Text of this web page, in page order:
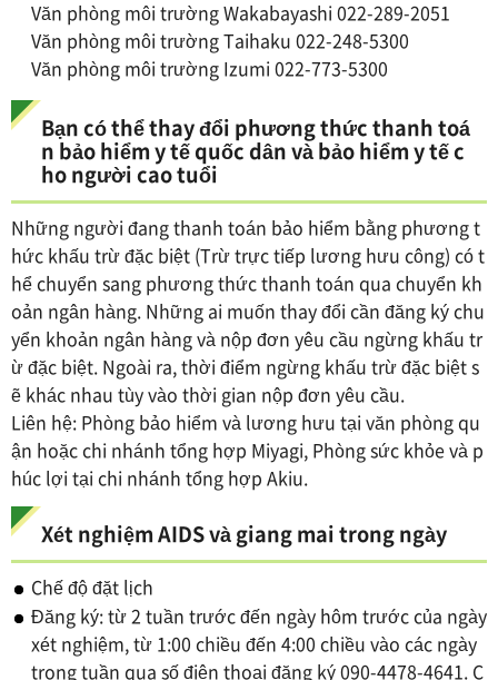
Văn phòng môi trường Wakabayashi 022-289-2051
Văn phòng môi trường Taihaku 022-248-5300
Văn phòng môi trường Izumi 022-773-5300
Bạn có thể thay đổi phương thức thanh toá
n bảo hiểm y tế quốc dân và bảo hiểm y tế c
ho người cao tuổi
Những người đang thanh toán bảo hiểm bằng phương t
hức khấu trừ đặc biệt (Trừ trực tiếp lương hưu công) có t
hể chuyển sang phương thức thanh toán qua chuyển kh
oản ngân hàng. Những ai muốn thay đổi cần đăng ký chu
yển khoản ngân hàng và nộp đơn yêu cầu ngừng khấu tr
ừ đặc biệt. Ngoài ra, thời điểm ngừng khấu trừ đặc biệt s
ẽ khác nhau tùy vào thời gian nộp đơn yêu cầu.
Liên hệ: Phòng bảo hiểm và lương hưu tại văn phòng qu
ận hoặc chi nhánh tổng hợp Miyagi, Phòng sức khỏe và p
húc lợi tại chi nhánh tổng hợp Akiu.
Xét nghiệm AIDS và giang mai trong ngày
Chế độ đặt lịch
Đăng ký: từ 2 tuần trước đến ngày hôm trước của ngày
xét nghiệm, từ 1:00 chiều đến 4:00 chiều vào các ngày
trong tuần qua số điện thoại đăng ký 090-4478-4641. C